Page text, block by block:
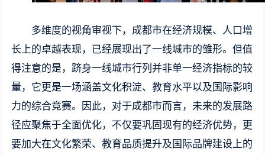
多维度的视角审视下，成都市在经济规模、人口增
长上的卓越表现，已经展现出了一线城市的雏形。但值
得注意的是，跻身一线城市行列并非单一经济指标的较
量，它更是一场涵盖文化积淀、教育水平以及国际影响
力的综合竞赛。因此，对于成都市而言，未来的发展路
径应聚焦于全面优化，不仅要巩固现有的经济优势，更
要加大在文化繁荣、教育品质提升及国际品牌建设上的